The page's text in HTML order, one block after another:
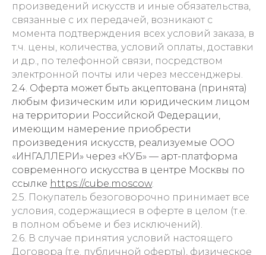
произведений искусств и иные обязательства,
связанные с их передачей, возникают с
момента подтверждения всех условий заказа, в
т.ч. цены, количества, условий оплаты, доставки
и др., по телефонной связи, посредством
электронной почты или через мессенджеры.
2.4. Оферта может быть акцептована (принята)
любым физическим или юридическим лицом
на территории Российской Федерации,
имеющим намерение приобрести
произведения искусств, реализуемые ООО
«ИНГАЛЛЕРИ» через «КУБ» — арт-платформа
современного искусства в центре Москвы по
ссылке https://cube.moscow.
2.5. Покупатель безоговорочно принимает все
условия, содержащиеся в оферте в целом (т.е.
в полном объеме и без исключений).
2.6. В случае принятия условий настоящего
Договора (т.е. публичной оферты), физическое